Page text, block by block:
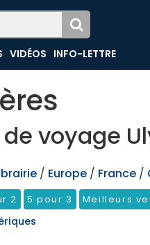
VIDÉOS INFO-LETTRE
voyage
/ Europe / France /
2 5 pour 3 Meilleurs